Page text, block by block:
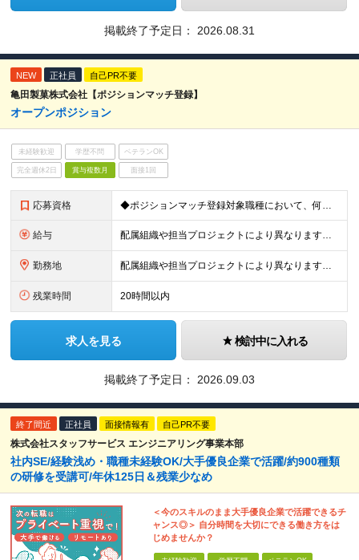
掲載終了予定日： 2026.08.31
NEW 正社員 自己PR不要
亀田製菓株式会社【ポジションマッチ登録】
オープンポジション
未経験歓迎 学歴不問 ベテランOK
完全週休2日 賞与複数月 面接1回
応募資格 ◆ポジションマッチ登録対象職種において、何かしらの知識・経験を有する方
給与 配属組織や担当プロジェクトにより異なります。 想定年収：400万円～1000万円 ※ご経験やスキルに応じて決定します。 ※上記想定年収はあくまでも目安の金額であり、 選考を通じて上下する可能性があ
勤務地 配属組織や担当プロジェクトにより異なります。 ◆新潟本社 新潟県新潟市江南区亀田工業団地3丁目1番1号 ◆東京オフィス 東京都中央区入船3丁目3番8号 プライムタワー築地 ▼営業職の方は以下の支
残業時間 20時間以内
求人を見る 検討中に入れる
掲載終了予定日： 2026.09.03
終了間近 正社員 面接情報有 自己PR不要
株式会社スタッフサービス エンジニアリング事業本部
社内SE/経験浅め・職種未経験OK/大手優良企業で活躍/約900種類
の研修を受講可/年休125日＆残業少なめ
＜今のスキルのまま大手優良企業で活躍できるチ
ャンス◎＞ 自分時間を大切にできる働き方をは
じめませんか？